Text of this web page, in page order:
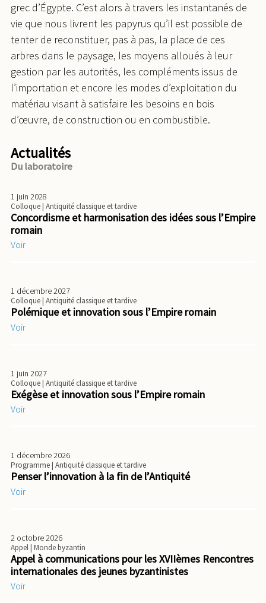
grec d’Égypte. C’est alors à travers les instantanés de
vie que nous livrent les papyrus qu’il est possible de
tenter de reconstituer, pas à pas, la place de ces
arbres dans le paysage, les moyens alloués à leur
gestion par les autorités, les compléments issus de
l’importation et encore les modes d’exploitation du
matériau visant à satisfaire les besoins en bois
d’œuvre, de construction ou en combustible.
Actualités
Du laboratoire
1 juin 2028
Colloque| Antiquité classique et tardive
Concordisme et harmonisation des idées sous l’Empire
romain
Voir
1 décembre 2027
Colloque| Antiquité classique et tardive
Polémique et innovation sous l’Empire romain
Voir
1 juin 2027
Colloque| Antiquité classique et tardive
Exégèse et innovation sous l’Empire romain
Voir
1 décembre 2026
Programme| Antiquité classique et tardive
Penser l’innovation à la fin de l’Antiquité
Voir
2 octobre 2026
Appel| Monde byzantin
Appel à communications pour les XVIIèmes Rencontres
internationales des jeunes byzantinistes
Voir